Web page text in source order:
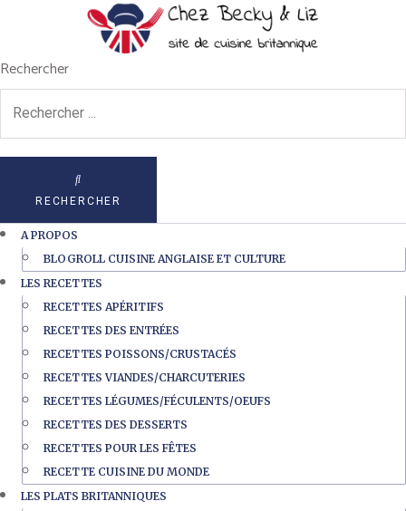
Rechercher
RECHERCHER
A PROPOS
BLOGROLL CUISINE ANGLAISE ET CULTURE
LES RECETTES
RECETTES APÉRITIFS
RECETTES DES ENTRÉES
RECETTES POISSONS/CRUSTACÉS
RECETTES VIANDES/CHARCUTERIES
RECETTES LÉGUMES/FÉCULENTS/OEUFS
RECETTES DES DESSERTS
RECETTES POUR LES FÊTES
RECETTE CUISINE DU MONDE
LES PLATS BRITANNIQUES